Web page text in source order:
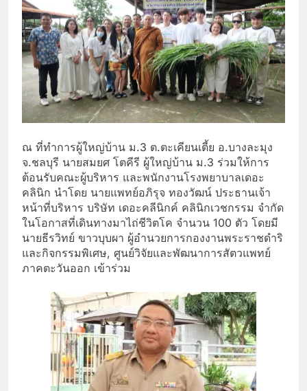
ณ ที่ทำการผู้ใหญ่บ้าน ม.3 ต.ตะเคียนเตี้ย อ.บางละมุง
จ.ชลบุรี นายสมยศ โตคีรี ผู้ใหญ่บ้าน ม.3 ร่วมให้การ
ต้อนรับคณะผู้บริหาร และพนักงานโรงพยาบาลเดอะ
คลินิก นำโดย นายแพทย์อภิรุจ ทองวัฒน์ ประธานเจ้า
หน้าที่บริหาร บริษัท เดอะคลีนิกค์ คลินิกเวชกรรม จำกัด
ในโอกาสที่เดินทางมาไถ่ชีวิตโค จำนวน 100 ตัว โดยมี
นายธีรวิทย์ ขาวบุบผา ผู้อำนวยการกองงานพระราชดำริ
และกิจกรรมพิเศษ, ศูนย์วิจัยและพัฒนาการสัตวแพทย์
ภาคตะวันออก เข้าร่วม